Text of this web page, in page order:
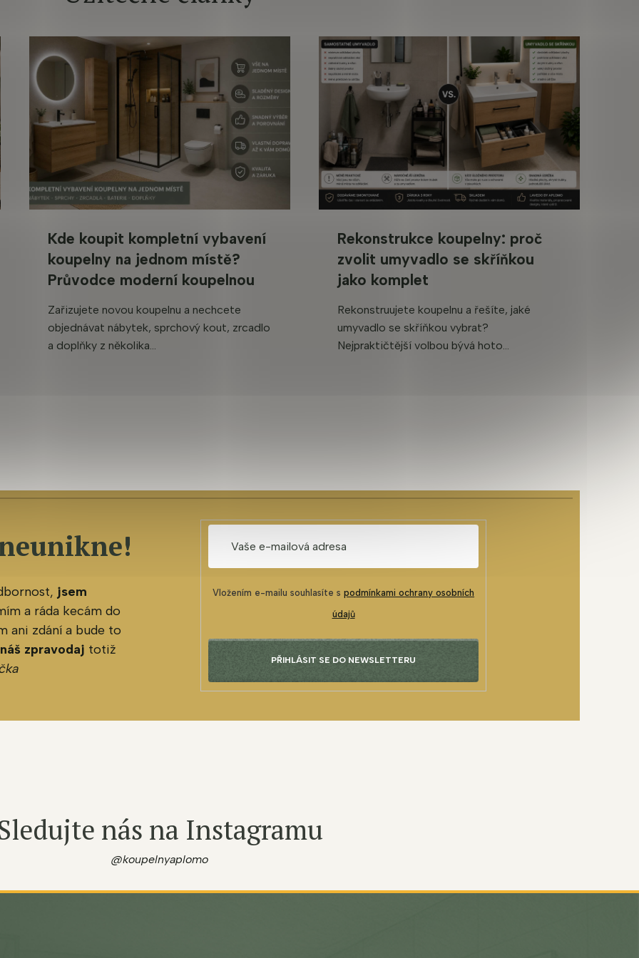
i
u
Kde koupit kompletní vybavení
koupelny na jednom místě?
Průvodce moderní koupelnou
Zařizujete novou koupelnu a nechcete
objednávat nábytek, sprchový kout, zrcadlo
a doplňky z několika...
Rekonstrukce koupelny: proč
zvolit umyvadlo se skříňkou
jako komplet
Rekonstruujete koupelnu a řešíte, jaké
umyvadlo se skříňkou vybrat?
Nejpraktičtější volbou bývá hoto...
jsem
a ráda kecám do
ani zdání a bude to
zpravodaj totiž
Vložením e-mailu souhlasíte spodmínkami ochrany osobních
údajů
PŘIHLÁSIT SE DO NEWSLETTERU
nás na Instagramu
@koupelnyaplomo